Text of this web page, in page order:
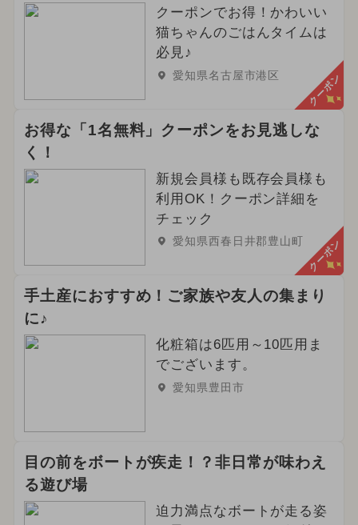
クーポンでお得！かわいい
猫ちゃんのごはんタイムは
必見♪
愛知県名古屋市港区 クーポン
お得な「1名無料」クーポンをお見逃しな
く！
新規会員様も既存会員様も
利用OK！クーポン詳細を
チェック
愛知県西春日井郡豊山町 クーポン
手土産におすすめ！ご家族や友人の集まり
に♪
化粧箱は6匹用～10匹用ま
でございます。
愛知県豊田市
目の前をボートが疾走！？非日常が味わえ
る遊び場
迫力満点なボートが走る姿